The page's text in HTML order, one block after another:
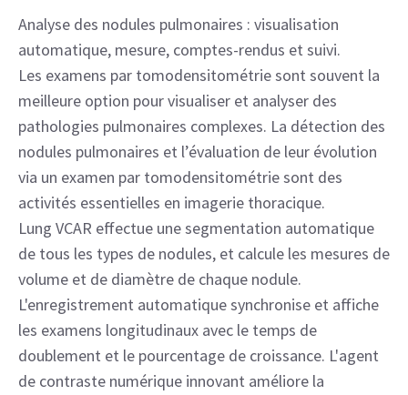
Analyse des nodules pulmonaires : visualisation
automatique, mesure, comptes-rendus et suivi.
Les examens par tomodensitométrie sont souvent la
meilleure option pour visualiser et analyser des
pathologies pulmonaires complexes. La détection des
nodules pulmonaires et l’évaluation de leur évolution
via un examen par tomodensitométrie sont des
activités essentielles en imagerie thoracique.
Lung VCAR effectue une segmentation automatique
de tous les types de nodules, et calcule les mesures de
volume et de diamètre de chaque nodule.
L'enregistrement automatique synchronise et affiche
les examens longitudinaux avec le temps de
doublement et le pourcentage de croissance. L'agent
de contraste numérique innovant améliore la